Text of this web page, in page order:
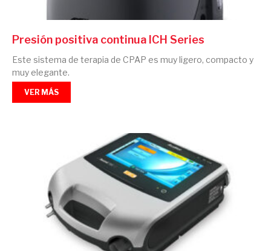
Presión positiva continua ICH Series
Este sistema de terapia de CPAP es muy ligero, compacto y
muy elegante.
VER MÁS